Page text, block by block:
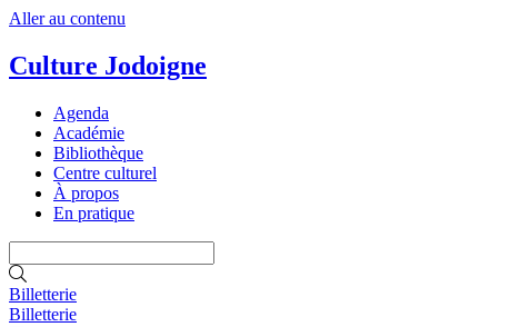
Aller au contenu
Culture Jodoigne
Agenda
Académie
Bibliothèque
Centre culturel
À propos
En pratique
Billetterie
Billetterie